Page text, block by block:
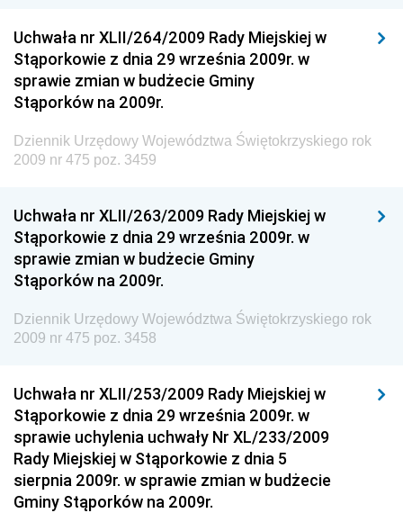
Dziennik Urzędowy Ministra Infrastruktury i
Budownictwa
Dziennik Urzędowy Ministra Gospodarki Morskiej i
Dziennik Urzędowy Ministra Energii
Dziennik Urzędowy Ministra Sprawiedliwości
Dziennik Urzędowy Ministra Rozwoju i Finansów
Dziennik Urzędowy Wyższego Urzędu Górniczego
Dziennik Urzędowy Prezesa Urzędu Transportu
Kolejowego
Technologii
Dziennik Urzędowy Ministra Inwestycji i Rozwoju
Dziennik Urzędowy Naczelnego Dyrektora Archiwów
Państwowych
Dziennik Urzędowy Ministra Finansów, Inwestycji i
Uchwała nr XLII/264/2009 Rady Miejskiej w
Stąporkowie z dnia 29 września 2009r. w
sprawie zmian w budżecie Gminy
Stąporków na 2009r.
Dziennik Urzędowy Województwa Świętokrzyskiego rok
2009 nr 475 poz. 3459
Uchwała nr XLII/263/2009 Rady Miejskiej w
Stąporkowie z dnia 29 września 2009r. w
sprawie zmian w budżecie Gminy
Stąporków na 2009r.
Dziennik Urzędowy Województwa Świętokrzyskiego rok
2009 nr 475 poz. 3458
Uchwała nr XLII/253/2009 Rady Miejskiej w
Stąporkowie z dnia 29 września 2009r. w
sprawie uchylenia uchwały Nr XL/233/2009
Rady Miejskiej w Stąporkowie z dnia 5
sierpnia 2009r. w sprawie zmian w budżecie
Gminy Stąporków na 2009r.